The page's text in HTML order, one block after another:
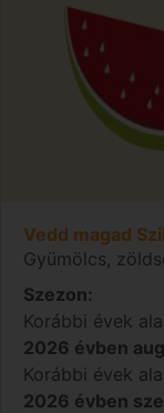
Vedd magad
Gyümölcs,
Szezon:
Korábbi évek
2026 évben
Korábbi évek
2026 évben